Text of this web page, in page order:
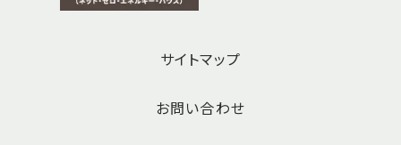
サイトマップ
お問い合わせ